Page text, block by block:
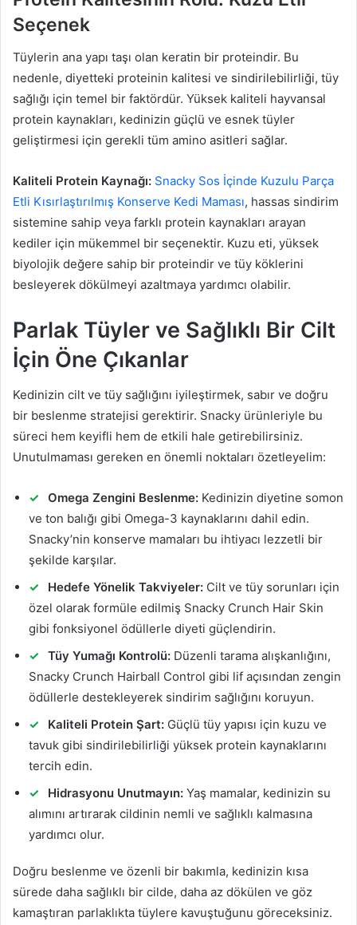
Seçenek
Tüylerin ana yapı taşı olan keratin bir proteindir. Bu
nedenle, diyetteki proteinin kalitesi ve sindirilebilirliği, tüy
sağlığı için temel bir faktördür. Yüksek kaliteli hayvansal
protein kaynakları, kedinizin güçlü ve esnek tüyler
geliştirmesi için gerekli tüm amino asitleri sağlar.
Kaliteli Protein Kaynağı: Snacky Sos İçinde Kuzulu Parça
Etli Kısırlaştırılmış Konserve Kedi Maması, hassas sindirim
sistemine sahip veya farklı protein kaynakları arayan
kediler için mükemmel bir seçenektir. Kuzu eti, yüksek
biyolojik değere sahip bir proteindir ve tüy köklerini
besleyerek dökülmeyi azaltmaya yardımcı olabilir.
Parlak Tüyler ve Sağlıklı Bir Cilt
İçin Öne Çıkanlar
Kedinizin cilt ve tüy sağlığını iyileştirmek, sabır ve doğru
bir beslenme stratejisi gerektirir. Snacky ürünleriyle bu
süreci hem keyifli hem de etkili hale getirebilirsiniz.
Unutulmaması gereken en önemli noktaları özetleyelim:
Omega Zengini Beslenme: Kedinizin diyetine somon
ve ton balığı gibi Omega-3 kaynaklarını dahil edin.
Snacky’nin konserve mamaları bu ihtiyacı lezzetli bir
şekilde karşılar.
Hedefe Yönelik Takviyeler: Cilt ve tüy sorunları için
özel olarak formüle edilmiş Snacky Crunch Hair Skin
gibi fonksiyonel ödüllerle diyeti güçlendirin.
Tüy Yumağı Kontrolü: Düzenli tarama alışkanlığını,
Snacky Crunch Hairball Control gibi lif açısından zengin
ödüllerle destekleyerek sindirim sağlığını koruyun.
Kaliteli Protein Şart: Güçlü tüy yapısı için kuzu ve
tavuk gibi sindirilebilirliği yüksek protein kaynaklarını
tercih edin.
Hidrasyonu Unutmayın: Yaş mamalar, kedinizin su
alımını artırarak cildinin nemli ve sağlıklı kalmasına
yardımcı olur.
Doğru beslenme ve özenli bir bakımla, kedinizin kısa
sürede daha sağlıklı bir cilde, daha az dökülen ve göz
kamaştıran parlaklıkta tüylere kavuştuğunu göreceksiniz.